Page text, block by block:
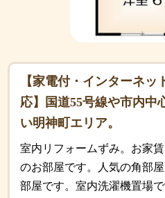
【家電付・インターネ
応】国道55号線や市内中
い明神町エリア。
室内リフォームずみ。お家
のお部屋です。人気の角部
部屋です。室内洗濯機置場